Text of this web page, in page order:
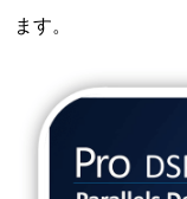
ます。